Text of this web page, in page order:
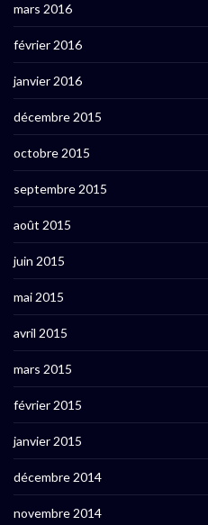
mars 2016
février 2016
janvier 2016
décembre 2015
octobre 2015
septembre 2015
août 2015
juin 2015
mai 2015
avril 2015
mars 2015
février 2015
janvier 2015
décembre 2014
novembre 2014